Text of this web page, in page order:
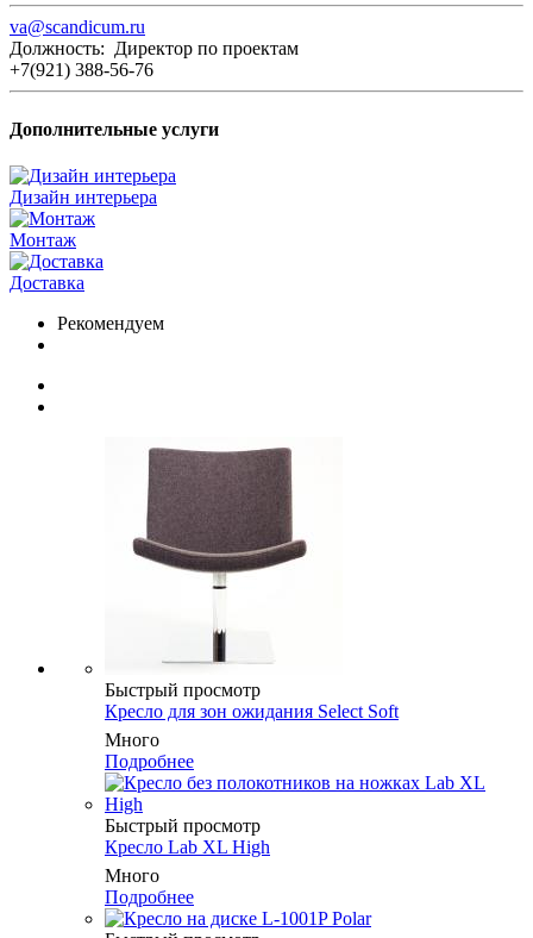
va@scandicum.ru
Должность: Директор по проектам
+7(921) 388-56-76
Дополнительные услуги
Дизайн интерьера
Монтаж
Доставка
Рекомендуем
Быстрый просмотр
Кресло для зон ожидания Select Soft
Много
Подробнее
Быстрый просмотр
Кресло Lab XL High
Много
Подробнее